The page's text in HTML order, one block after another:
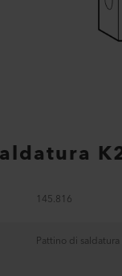
145.816
Pattino di